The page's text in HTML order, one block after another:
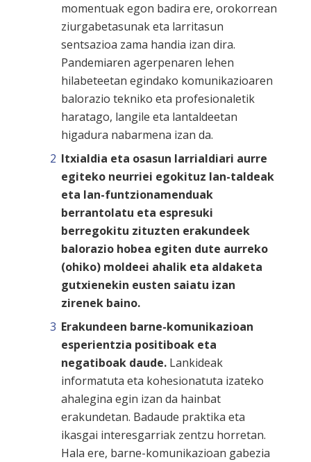
momentuak egon badira ere, orokorrean
ziurgabetasunak eta larritasun
sentsazioa zama handia izan dira.
Pandemiaren agerpenaren lehen
hilabeteetan egindako komunikazioaren
balorazio tekniko eta profesionaletik
haratago, langile eta lantaldeetan
higadura nabarmena izan da.
Itxialdia eta osasun larrialdiari aurre
egiteko neurriei egokituz lan-taldeak
eta lan-funtzionamenduak
berrantolatu eta espresuki
berregokitu zituzten erakundeek
balorazio hobea egiten dute aurreko
(ohiko) moldeei ahalik eta aldaketa
gutxienekin eusten saiatu izan
zirenek baino.
Erakundeen barne-komunikazioan
esperientzia positiboak eta
negatiboak daude. Lankideak
informatuta eta kohesionatuta izateko
ahalegina egin izan da hainbat
erakundetan. Badaude praktika eta
ikasgai interesgarriak zentzu horretan.
Hala ere, barne-komunikazioan gabezia